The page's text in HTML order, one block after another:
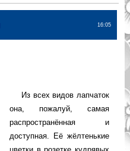
16:05
Из всех видов лапчаток
она, пожалуй, самая
распространённая и
доступная. Её жёлтенькие